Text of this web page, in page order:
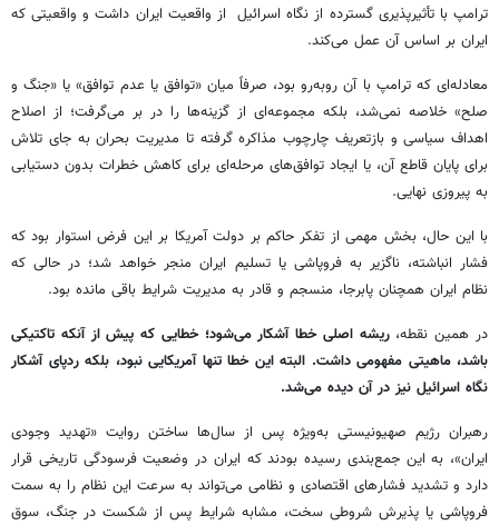
ترامپ با تأثیرپذیری گسترده از نگاه اسرائیل از واقعیت ایران داشت و واقعیتی که
ایران بر اساس آن عمل می‌کند.
معادله‌ای که ترامپ با آن روبه‌رو بود، صرفاً میان «توافق یا عدم توافق» یا «جنگ و
صلح» خلاصه نمی‌شد، بلکه مجموعه‌ای از گزینه‌ها را در بر می‌گرفت؛ از اصلاح
اهداف سیاسی و بازتعریف چارچوب مذاکره گرفته تا مدیریت بحران به جای تلاش
برای پایان قاطع آن، یا ایجاد توافق‌های مرحله‌ای برای کاهش خطرات بدون دستیابی
به پیروزی نهایی.
با این حال، بخش مهمی از تفکر حاکم بر دولت آمریکا بر این فرض استوار بود که
فشار انباشته، ناگزیر به فروپاشی یا تسلیم ایران منجر خواهد شد؛ در حالی که
نظام ایران همچنان پابرجا، منسجم و قادر به مدیریت شرایط باقی مانده بود.
در همین نقطه،ریشه اصلی خطا آشکار می‌شود؛ خطایی که پیش از آنکه تاکتیکی
باشد، ماهیتی مفهومی داشت. البته این خطا تنها آمریکایی نبود، بلکه ردپای آشکار
نگاه اسرائیل نیز در آن دیده می‌شد.
رهبران رژیم صهیونیستی به‌ویژه پس از سال‌ها ساختن روایت «تهدید وجودی
ایران»، به این جمع‌بندی رسیده بودند که ایران در وضعیت فرسودگی تاریخی قرار
دارد و تشدید فشارهای اقتصادی و نظامی می‌تواند به سرعت این نظام را به سمت
فروپاشی یا پذیرش شروطی سخت، مشابه شرایط پس از شکست در جنگ، سوق